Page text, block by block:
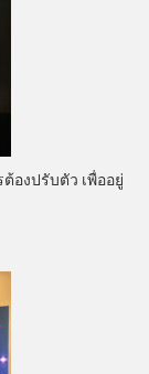
องปรับตัว เพื่ออยู่